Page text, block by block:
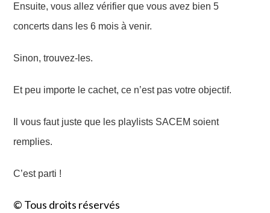
Ensuite, vous allezvérifier que vous avez bien 5
concerts dans les 6 mois à venir.
Sinon, trouvez-les.
Et peu importe le cachet, ce n’est pas votre objectif.
Il vous faut juste que les playlists SACEM soient
remplies.
C’est parti !
© Tous droits réservés